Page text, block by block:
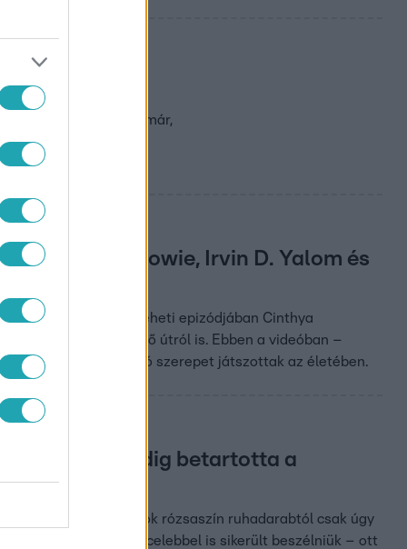
az
amit jó ideje kinőttek már,
David Bowie, Irvin D. Yalom és
című műsor eheti epizódjában Cinthya
a szerelemhez vezető útról is. Ebben a videóban –
akik meghatározó szerepet játszottak az életében.
Peti pedig betartotta a
bemutatóján. A sok rózsaszín ruhadarabtól csak úgy
is ott volt, így több celebbel is sikerült beszélniük – ott